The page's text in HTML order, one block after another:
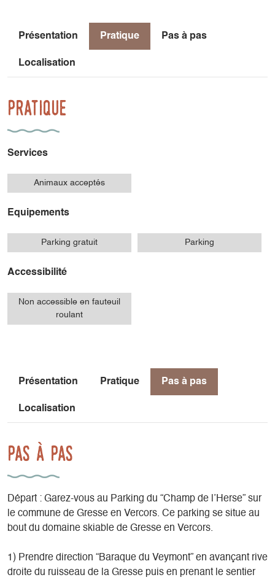
Présentation Pratique Pas à pas
Localisation
Pratique
Services
Animaux acceptés
Equipements
Parking gratuit Parking
Accessibilité
Non accessible en fauteuil
roulant
Présentation Pratique Pas à pas
Localisation
Pas à pas
Départ : Garez-vous au Parking du “Champ de l’Herse” sur
le commune de Gresse en Vercors. Ce parking se situe au
bout du domaine skiable de Gresse en Vercors.
1) Prendre direction “Baraque du Veymont” en avançant rive
droite du ruisseau de la Gresse puis en prenant le sentier